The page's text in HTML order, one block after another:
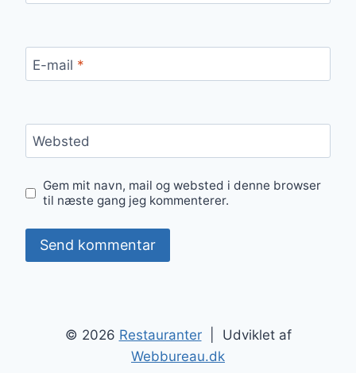
E-mail *
Websted
Gem mit navn, mail og websted i denne browser
til næste gang jeg kommenterer.
© 2026 Restauranter| Udviklet af
Webbureau.dk